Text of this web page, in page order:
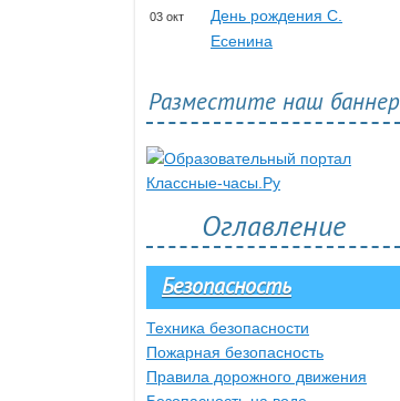
03 окт
День рождения С.
Есенина
Разместите наш баннер
Оглавление
Безопасность
Техника безопасности
Пожарная безопасность
Правила дорожного движения